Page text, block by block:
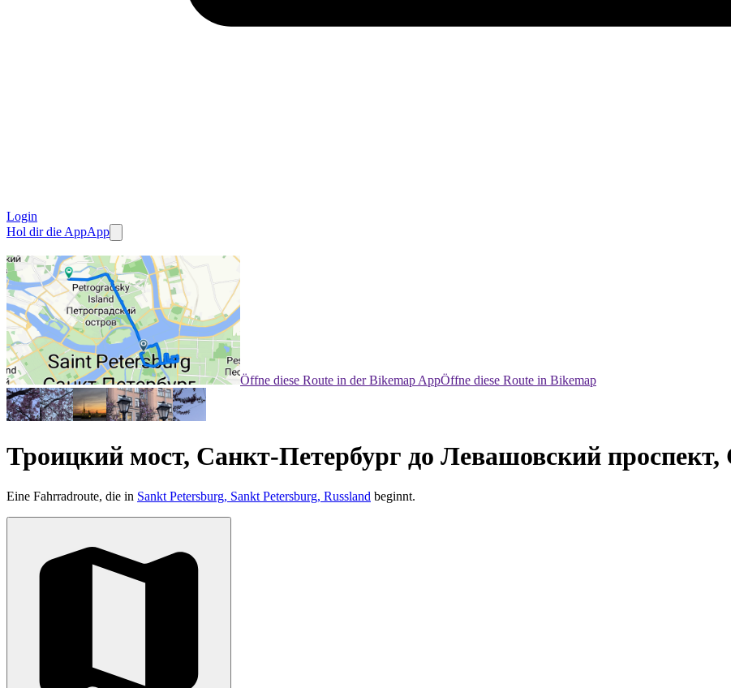
Login
Hol dir die AppApp
Öffne diese Route in der Bikemap AppÖffne diese Route in Bikemap
Троицкий мост, Санкт-Петербург до Левашовский проспект,
Eine Fahrradroute, die in Sankt Petersburg, Sankt Petersburg, Russland beginnt.